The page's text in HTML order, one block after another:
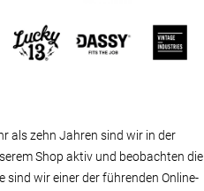
als zehn Jahren sind wir in der
Shop aktiv und beobachten die
wir einer der führenden Online-